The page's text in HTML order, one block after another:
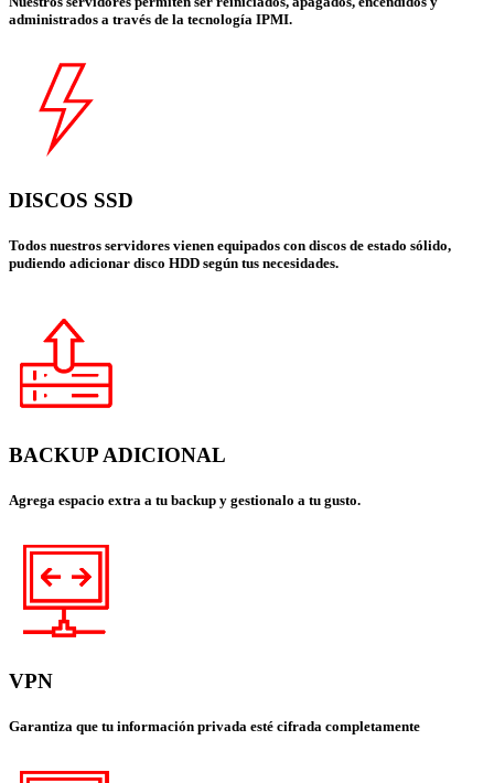
administrados a través de la tecnología IPMI.
DISCOS SSD
Todos nuestros servidores vienen equipados con discos de estado sólido,
pudiendo adicionar disco HDD según tus necesidades.
BACKUP ADICIONAL
Agrega espacio extra a tu backup y gestionalo a tu gusto.
VPN
Garantiza que tu información privada esté cifrada completamente